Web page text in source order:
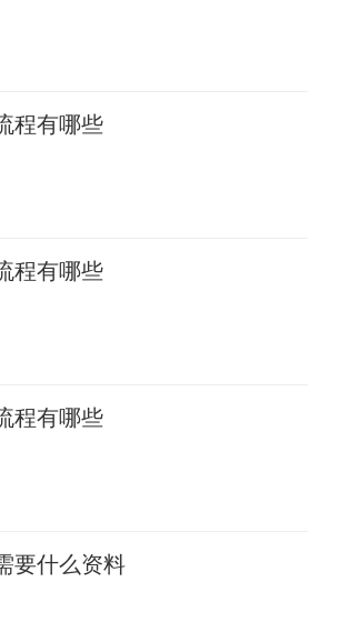
程有哪些
程有哪些
程有哪些
要什么资料